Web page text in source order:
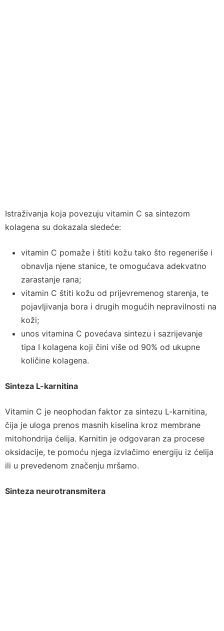
Istraživanja koja povezuju vitamin C sa sintezom
kolagena su dokazala sledeće:
vitamin C pomaže i štiti kožu tako što regeneriše i
obnavlja njene stanice, te omogućava adekvatno
zarastanje rana;
vitamin C štiti kožu od prijevremenog starenja, te
pojavljivanja bora i drugih mogućih nepravilnosti na
koži;
unos vitamina C povećava sintezu i sazrijevanje
tipa I kolagena koji čini više od 90% od ukupne
količine kolagena.
Sinteza L-karnitina
Vitamin C je neophodan faktor za sintezu L-karnitina,
čija je uloga prenos masnih kiselina kroz membrane
mitohondrija ćelija. Karnitin je odgovaran za procese
oksidacije, te pomoću njega izvlačimo energiju iz ćelija
ili u prevedenom značenju mršamo.
Sinteza neurotransmitera